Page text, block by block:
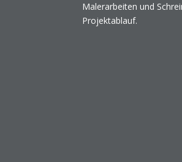
Malerarbeiten und
Projektablauf.